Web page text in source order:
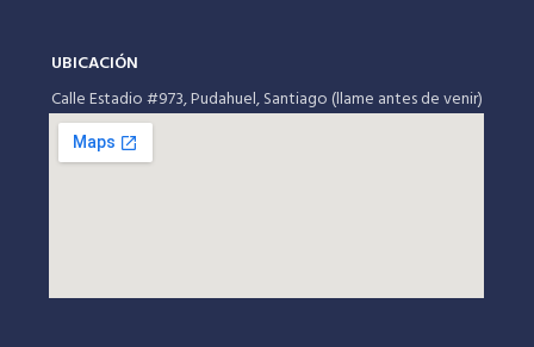
UBICACIÓN
Calle Estadio #973, Pudahuel, Santiago (llame antes de venir)